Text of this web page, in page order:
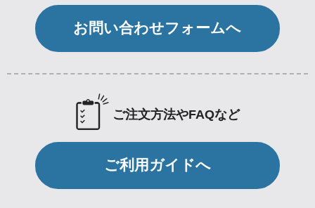
お問い合わせフォームへ
ご注文方法やFAQなど
ご利用ガイドへ